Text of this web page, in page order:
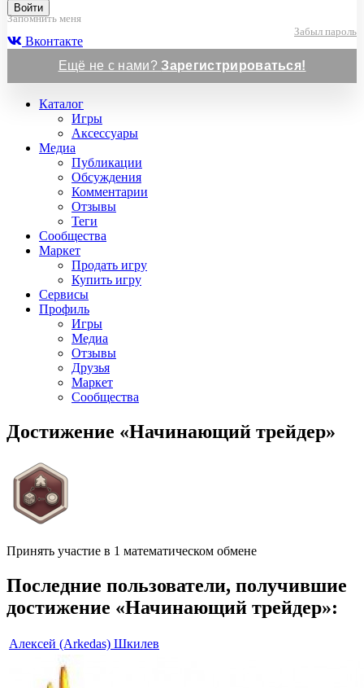
Войти
Запомнить меня
Забыл пароль
Вконтакте
Ещё не с нами?Зарегистрироваться!
Каталог
Игры
Аксессуары
Медиа
Публикации
Обсуждения
Комментарии
Отзывы
Теги
Сообщества
Маркет
Продать игру
Купить игру
Сервисы
Профиль
Игры
Медиа
Отзывы
Друзья
Маркет
Сообщества
Достижение «Начинающий трейдер»
Принять участие в 1 математическом обмене
Последние пользователи, получившие
достижение «Начинающий трейдер»:
Алексей (Arkedas) Шкилев